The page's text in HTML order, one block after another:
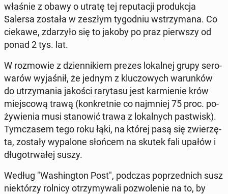
właśnie z obawy o utratę tej re­pu­ta­cji pro­duk­cja
Salersa została w zeszłym ty­go­dniu wstrzy­ma­na. Co
ciekawe, zda­rzy­ło się to jakoby po praz pierw­szy od
ponad 2 tys. lat.
W roz­mo­wie z dzien­ni­kiem prezes lo­kal­nej grupy se­ro­
wa­rów wy­ja­śnił, że jednym z klu­czo­wych wa­run­ków
do utrzy­ma­nia jakości ra­ry­ta­su jest kar­mie­nie krów
miej­sco­wą trawą (kon­kret­nie co naj­mniej 75 proc. po­
ży­wie­nia musi sta­no­wić trawa z lo­kal­nych pa­stwisk).
Tym­cza­sem tego roku łąki, na której pasą się zwie­rzę­
ta, zostały wy­pa­lo­ne słońcem na skutek fali upałów i
dłu­go­trwa­łej suszy.
Według "Wa­shing­ton Post", podczas po­przed­nich susz
nie­któ­rzy rolnicy otrzy­my­wa­li po­zwo­le­nie na to, by